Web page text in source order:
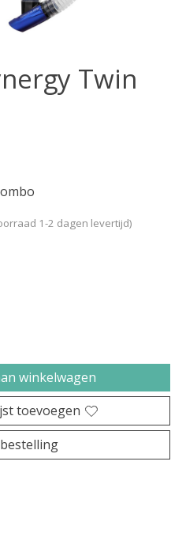
Twin
1-2 dagen levertijd)
winkelwagen
toevoegen